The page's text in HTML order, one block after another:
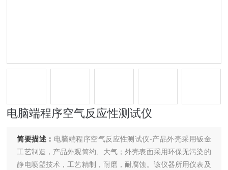
电脑端程序空气反应性测试仪
简要描述： 电脑端程序空气反应性测试仪-产品外壳采用钣金
工艺制造，产品外观简约、大气；外壳表面采用环保无污染的
静电喷塑技术，工艺精制，耐磨，耐腐蚀。该仪器所用仪表及